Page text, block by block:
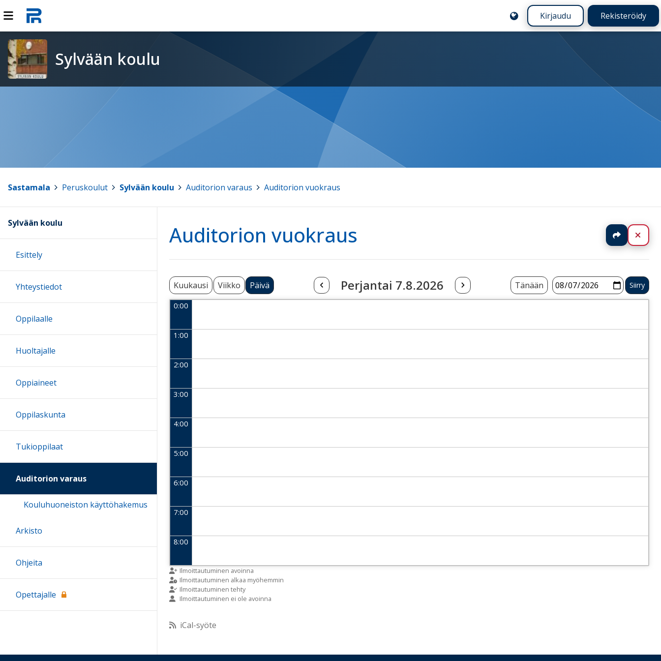
Kirjaudu Rekisteröidy
Sylvään koulu
Sastamala Peruskoulut Sylvään koulu Auditorion varaus Auditorion vuokraus
Auditorion vuokraus Jaa
Kuukausi Viikko Päivä Perjantai 7.8.2026 Tänään
0:00
1:00
2:00
3:00
4:00
5:00
6:00
7:00
8:00
9:00
10:00
11:00
Ilmoittautuminen avoinna
Ilmoittautuminen alkaa myöhemmin
Ilmoittautuminen tehty
Ilmoittautuminen ei ole avoinna
iCal-syöte
Sylvään koulu
Esittely
Yhteystiedot
Oppilaalle
Huoltajalle
Oppiaineet
Oppilaskunta
Tukioppilaat
Auditorion varaus
Kouluhuoneiston käyttöhakemus
Arkisto
Ohjeita
Opettajalle